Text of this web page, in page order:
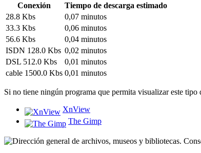
Conexión
Tiempo de descarga estimado
28.8 Kbs
0,07 minutos
33.3 Kbs
0,06 minutos
56.6 Kbs
0,04 minutos
ISDN 128.0 Kbs 0,02 minutos
DSL 512.0 Kbs
0,01 minutos
cable 1500.0 Kbs 0,01 minutos
Si no tiene ningún programa que permita visualizar este
XnView
The Gimp